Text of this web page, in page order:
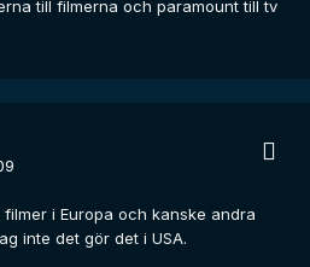
till filmerna och paramount till tv
i Europa och kanske andra
inte det gör det i USA.